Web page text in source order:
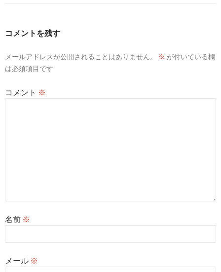
ゲ
ョ
コメントを残す
メールアドレスが公開されることはありません。 ※ が付いている欄
は必須項目です
コメント ※
名前 ※
メール ※